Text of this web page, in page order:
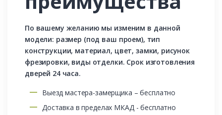
По вашему желанию мы изменим в данной
модели: размер (под ваш проем), тип
конструкции, материал, цвет, замки, рисунок
фрезировки, виды отделки. Срок изготовления
дверей 24 часа.
Выезд мастера-замерщика – бесплатно
Доставка в пределах МКАД - бесплатно